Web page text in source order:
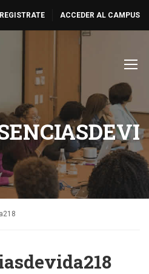
REGISTRATE ACCEDER AL CAMPUS